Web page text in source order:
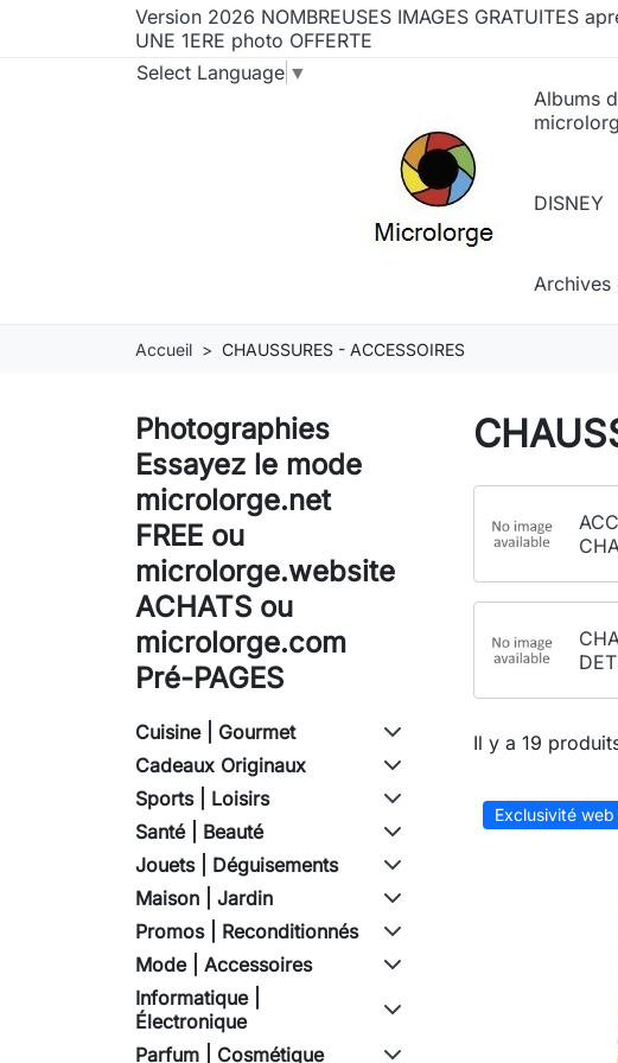
Version 2026 NOMBREUSES IMAGES GRATUITES
UNE 1ERE photo OFFERTE
Albums
DISNEY
Select Language ▼
Accueil CHAUSSURES - ACCESSOIRES
Photographies
Essayez le mode
microlorge.net
FREE ou
microlorge.website
ACHATS ou
microlorge.com
Pré-PAGES
Cuisine | Gourmet
Cadeaux Originaux
Sports | Loisirs
Santé | Beauté
Jouets | Déguisements
Maison | Jardin
Promos | Reconditionnés
Mode | Accessoires
Informatique |
Électronique
Parfum | Cosmétique
Il y a 19
Exclusivité web